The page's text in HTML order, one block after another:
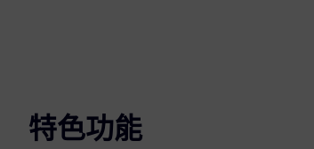
特色功能